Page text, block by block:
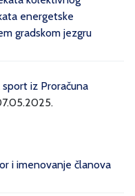
energetske
gradskom jezgru
iz Proračuna
i imenovanje članova